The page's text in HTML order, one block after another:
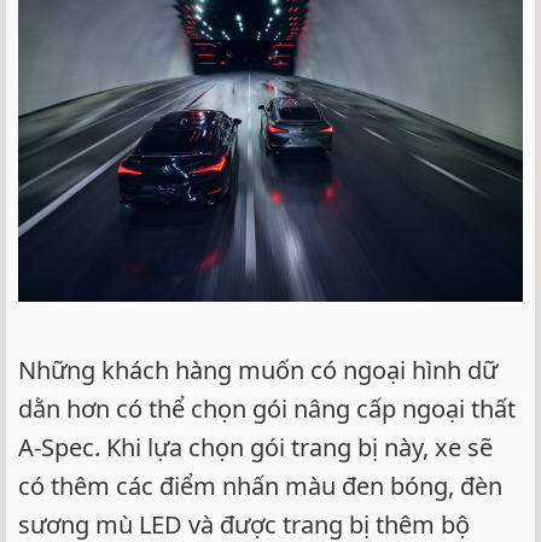
Những khách hàng muốn có ngoại hình dữ
dằn hơn có thể chọn gói nâng cấp ngoại thất
A-Spec. Khi lựa chọn gói trang bị này, xe sẽ
có thêm các điểm nhấn màu đen bóng, đèn
sương mù LED và được trang bị thêm bộ